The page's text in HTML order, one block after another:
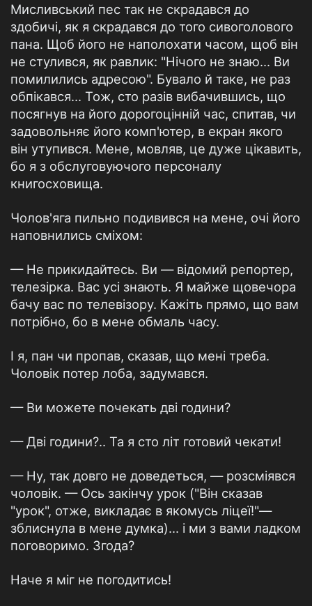
Мисливський пес так не скрадався до
здобичі, як я скрадався до того сивоголового
пана. Щоб його не наполохати часом, щоб він
не стулився, як равлик: "Нічого не знаю... Ви
помилились адресою". Бувало й таке, не раз
обпікався... Тож, сто разів вибачившись, що
посягнув на його дорогоцінній час, спитав, чи
задовольняє його комп'ютер, в екран якого
він утупився. Мене, мовляв, це дуже цікавить,
бо я з обслуговуючого персоналу
книгосховища.
Чолов'яга пильно подивився на мене, очі його
наповнились сміхом:
— Не прикидайтесь. Ви — відомий репортер,
телезірка. Вас усі знають. Я майже щовечора
бачу вас по телевізору. Кажіть прямо, що вам
потрібно, бо в мене обмаль часу.
І я, пан чи пропав, сказав, що мені треба.
Чоловік потер лоба, задумався.
— Ви можете почекать дві години?
— Дві години?.. Та я сто літ готовий чекати!
— Ну, так довго не доведеться, — розсміявся
чоловік. — Ось закінчу урок ("Він сказав
"урок", отже, викладає в якомусь ліцеї!"—
зблиснула в мене думка)... і ми з вами ладком
поговоримо. Згода?
Наче я міг не погодитись!